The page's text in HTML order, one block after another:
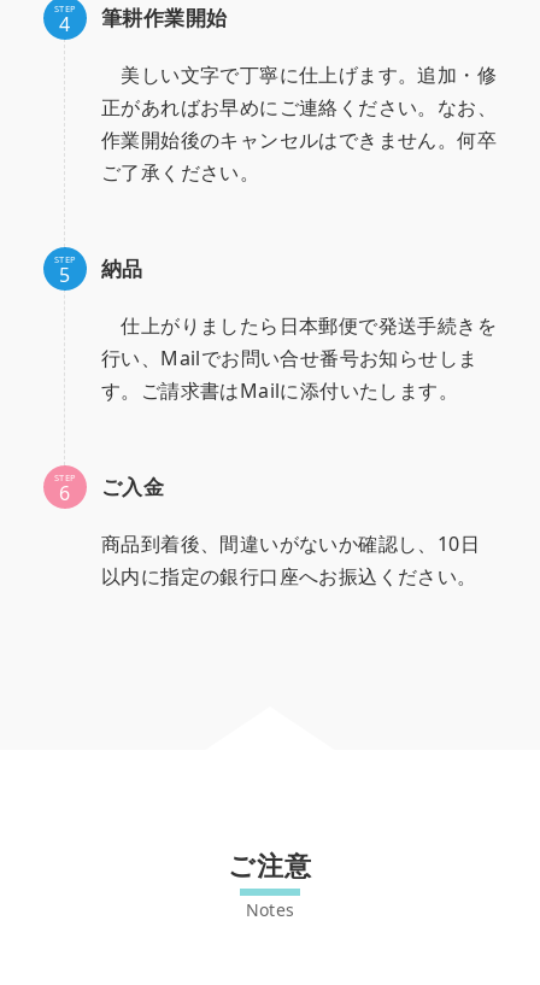
STEP 筆耕作業開始
美しい文字で丁寧に仕上げます。追加・修
正があればお早めにご連絡ください。なお、
作業開始後のキャンセルはできません。何卒
ご了承ください。
STEP 納品
仕上がりましたら日本郵便で発送手続きを
行い、Mailでお問い合せ番号お知らせしま
す。ご請求書はMailに添付いたします。
STEP ご入金
商品到着後、間違いがないか確認し、10日
以内に指定の銀行口座へお振込ください。
ご注意